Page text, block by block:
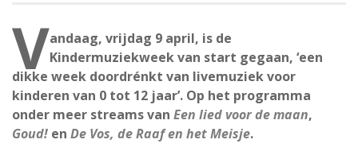
Vandaag, vrijdag 9 april, is de
Kindermuziekweek van start gegaan, ‘een
dikke week doordrénkt van livemuziek voor
kinderen van 0 tot 12 jaar’. Op het programma
onder meer streams van Een lied voor de maan,
Goud! en De Vos, de Raaf en het Meisje.